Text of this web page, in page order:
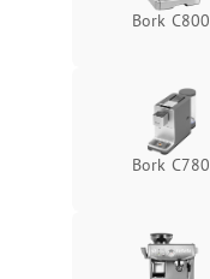
Bork C800
Bork C780